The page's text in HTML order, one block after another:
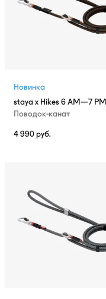
Новинка
staya x Hikes 6 AM—7 PM
Поводок-канат
4 990 руб.